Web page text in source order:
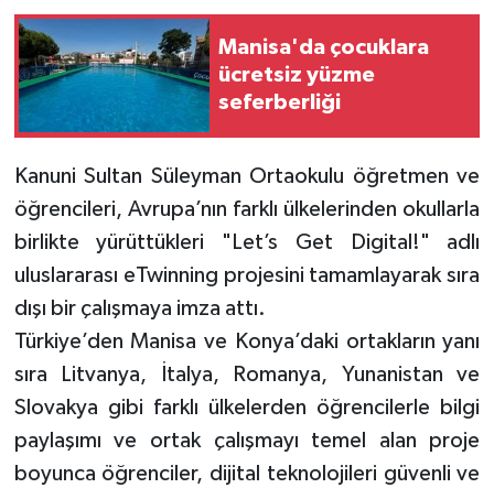
Manisa'da çocuklara
ücretsiz yüzme
seferberliği
Kanuni Sultan Süleyman Ortaokulu öğretmen ve
öğrencileri, Avrupa’nın farklı ülkelerinden okullarla
birlikte yürüttükleri "Let’s Get Digital!" adlı
uluslararası eTwinning projesini tamamlayarak sıra
dışı bir çalışmaya imza attı.
Türkiye’den Manisa ve Konya’daki ortakların yanı
sıra Litvanya, İtalya, Romanya, Yunanistan ve
Slovakya gibi farklı ülkelerden öğrencilerle bilgi
paylaşımı ve ortak çalışmayı temel alan proje
boyunca öğrenciler, dijital teknolojileri güvenli ve